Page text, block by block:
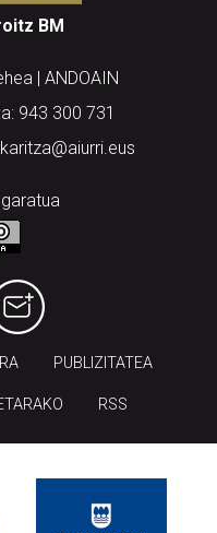
BM
| ANDOAIN
943 300 731
PUBLIZITATEA
RSS